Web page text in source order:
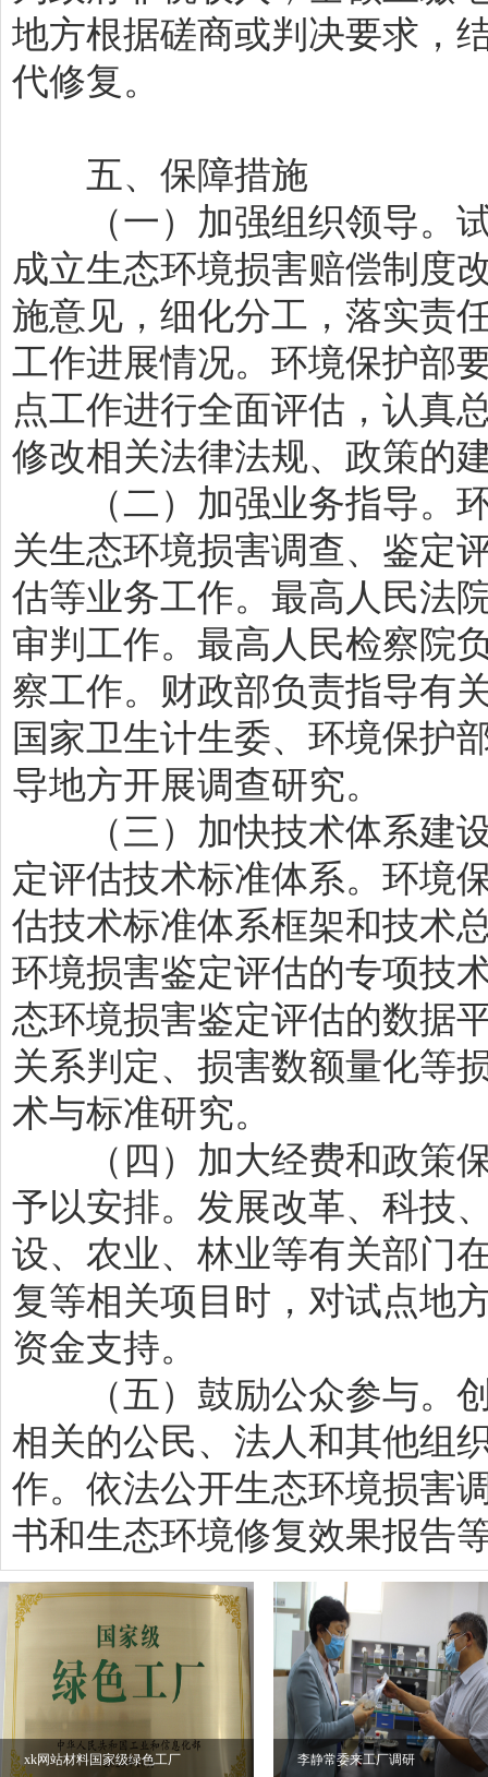
地方根据磋商或判决要求，
代修复。
五、保障措施
（一）加强组织领导。试
成立生态环境损害赔偿制度
施意见，细化分工，落实责
工作进展情况。环境保护部
点工作进行全面评估，认真
修改相关法律法规、政策的
（二）加强业务指导。环
关生态环境损害调查、鉴定
估等业务工作。最高人民法
审判工作。最高人民检察院
察工作。财政部负责指导有
国家卫生计生委、环境保护
导地方开展调查研究。
（三）加快技术体系建设
定评估技术标准体系。环境
估技术标准体系框架和技术
环境损害鉴定评估的专项技
态环境损害鉴定评估的数据
关系判定、损害数额量化等
术与标准研究。
（四）加大经费和政策保
予以安排。发展改革、科技
设、农业、林业等有关部门
复等相关项目时，对试点地
资金支持。
（五）鼓励公众参与。创
相关的公民、法人和其他组
作。依法公开生态环境损害
书和生态环境修复效果报告
xk网站材料国家级绿色工厂 李静常委来工厂调研